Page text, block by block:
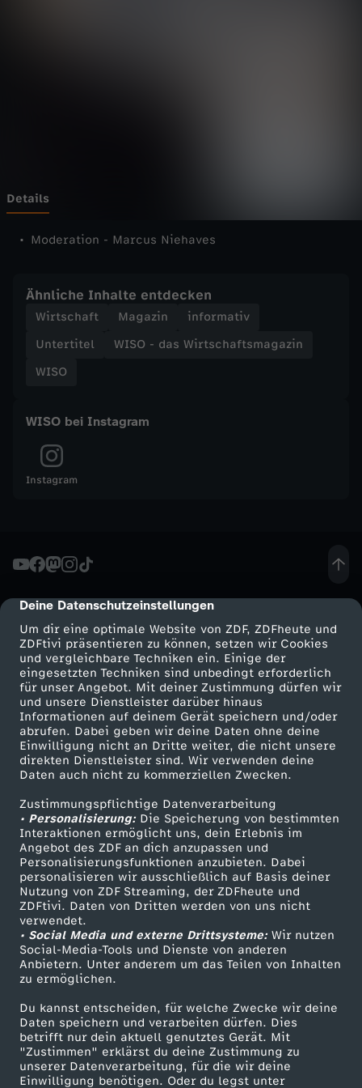
cmp-dialog-description
Deine Datenschutzeinstellungen
Um dir eine optimale Website von ZDF, ZDFheute und
ZDFtivi präsentieren zu können, setzen wir Cookies
und vergleichbare Techniken ein. Einige der
eingesetzten Techniken sind unbedingt erforderlich
für unser Angebot. Mit deiner Zustimmung dürfen wir
und unsere Dienstleister darüber hinaus
Informationen auf deinem Gerät speichern und/oder
abrufen. Dabei geben wir deine Daten ohne deine
Einwilligung nicht an Dritte weiter, die nicht unsere
direkten Dienstleister sind. Wir verwenden deine
Daten auch nicht zu kommerziellen Zwecken.
Zustimmungspflichtige Datenverarbeitung
• Personalisierung:Die Speicherung von bestimmten
Interaktionen ermöglicht uns, dein Erlebnis im
Angebot des ZDF an dich anzupassen und
Personalisierungsfunktionen anzubieten. Dabei
personalisieren wir ausschließlich auf Basis deiner
Nutzung von ZDF Streaming, der ZDFheute und
ZDFtivi. Daten von Dritten werden von uns nicht
verwendet.
• Social Media und externe Drittsysteme:Wir nutzen
Social-Media-Tools und Dienste von anderen
Anbietern. Unter anderem um das Teilen von Inhalten
zu ermöglichen.
Du kannst entscheiden, für welche Zwecke wir deine
Daten speichern und verarbeiten dürfen. Dies
betrifft nur dein aktuell genutztes Gerät. Mit
"Zustimmen" erklärst du deine Zustimmung zu
unserer Datenverarbeitung, für die wir deine
Einwilligung benötigen. Oder du legst unter
s
c
a
f
s
m
g
a
z
i
n
-
D
e
u
t
s
c
h
l
Details
Moderation - Marcus Niehaves
Ähnliche Inhalte entdecken
Wirtschaft Magazin
informativ
Untertitel
WISO - das Wirtschaftsmagazin
WISO
WISO bei Instagram
Instagram
Mehr ZDF
ZDF-Apps
Smart TV
ZDFtext
Livestreams
Sendungen A-Z
TV-Programm
Service
ZDFmitreden
Kontakt zum ZDF
Tickets
Zuschauerservice
Hilfe
ZDF Unternehmen
Karriere
ZDF goes Schule
Werbefernsehen
Mainzelmännchen